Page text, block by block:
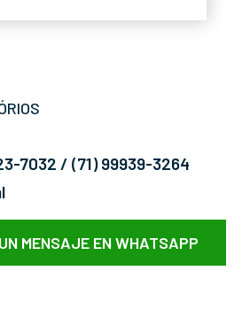
7032 / (71) 99939-3264
MENSAJE EN WHATSAPP